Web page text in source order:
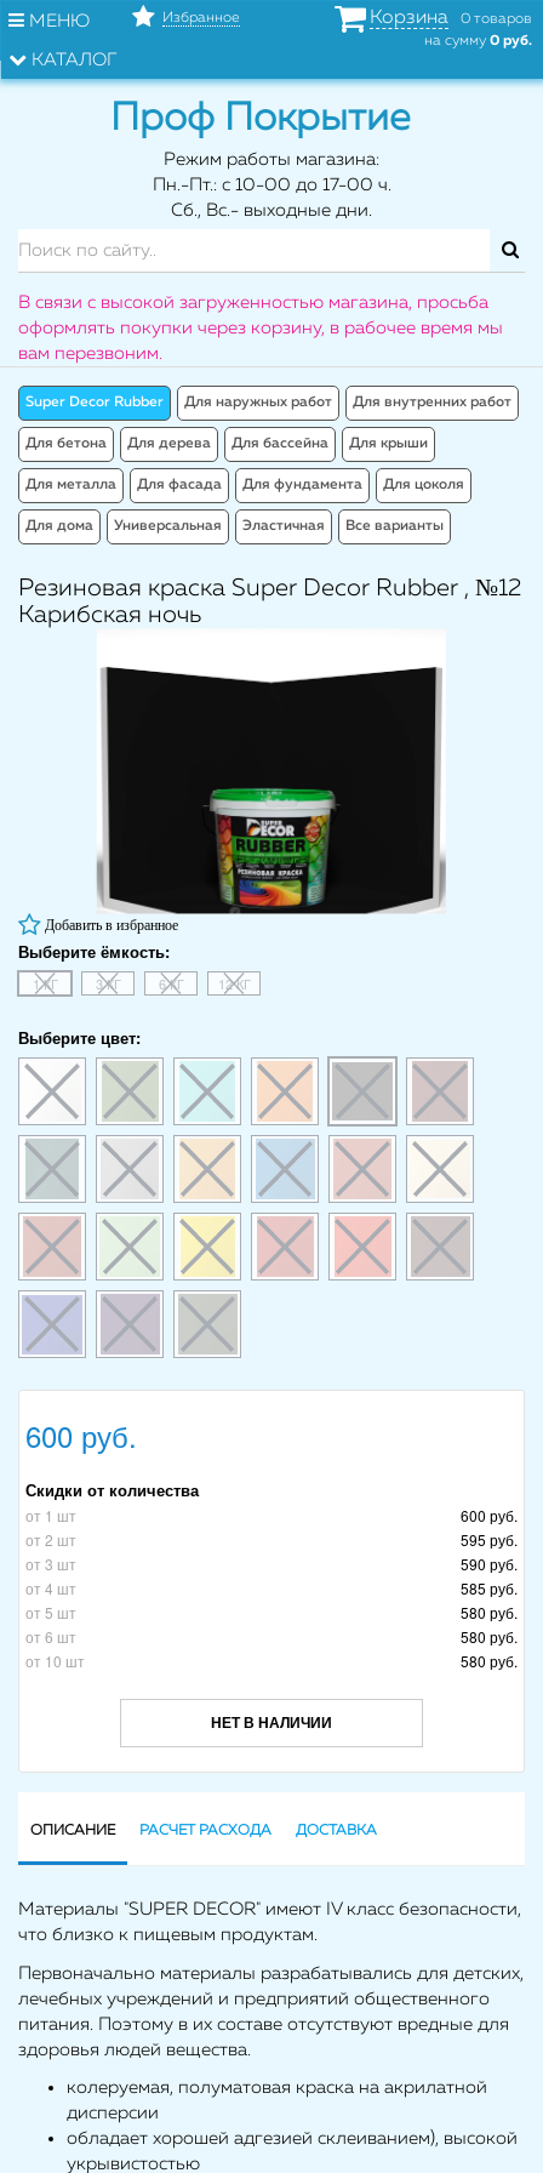
МЕНЮ
КАТАЛОГ
Избранное Корзина
0 товаров
на сумму 0 руб.
Проф Покрытие
Режим работы магазина:
Пн.-Пт.: с 10-00 до 17-00 ч.
Сб., Вс.- выходные дни.
В связи с высокой загруженностью магазина, просьба
оформлять покупки через корзину, в рабочее время мы
вам перезвоним.
Super Decor Rubber Для наружных работ Для внутренних работ
Для бетона Для дерева Для бассейна Для крыши
Для металла Для фасада Для фундамента Для цоколя
Для дома Универсальная Эластичная Все варианты
Резиновая краска Super Decor Rubber , №12
Карибская ночь
Добавить в избранное
Выберите ёмкость:
1 КГ 3 КГ 6 КГ 12 КГ
Выберите цвет:
600 руб.
Скидки от количества
от 1 шт
600 руб.
от 2 шт
595 руб.
от 3 шт
590 руб.
от 4 шт
585 руб.
от 5 шт
580 руб.
от 6 шт
580 руб.
от 10 шт
580 руб.
НЕТ В НАЛИЧИИ
ОПИСАНИЕ РАСЧЕТ РАСХОДА ДОСТАВКА
Материалы "SUPER DECOR" имеют IV класс безопасности,
что близко к пищевым продуктам.
Первоначально материалы разрабатывались для детских,
лечебных учреждений и предприятий общественного
питания. Поэтому в их составе отсутствуют вредные для
здоровья людей вещества.
колеруемая, полуматовая краска на акрилатной
дисперсии
обладает хорошей адгезией склеиванием), высокой
укрывистостью